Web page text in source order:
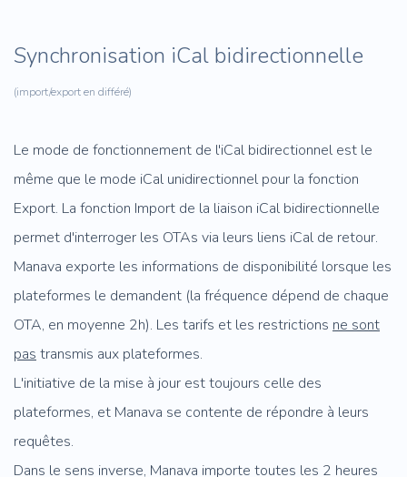
Synchronisation iCal bidirectionnelle
(import/export en différé)
Le mode de fonctionnement de l'iCal bidirectionnel est le
même que le mode iCal unidirectionnel pour la fonction
Export. La fonction Import de la liaison iCal bidirectionnelle
permet d'interroger les OTAs via leurs liens iCal de retour.
Manava exporte les informations de disponibilité lorsque les
plateformes le demandent (la fréquence dépend de chaque
OTA, en moyenne 2h). Les tarifs et les restrictions ne sont
pas transmis aux plateformes.
L'initiative de la mise à jour est toujours celle des
plateformes, et Manava se contente de répondre à leurs
requêtes.
Dans le sens inverse, Manava importe toutes les 2 heures